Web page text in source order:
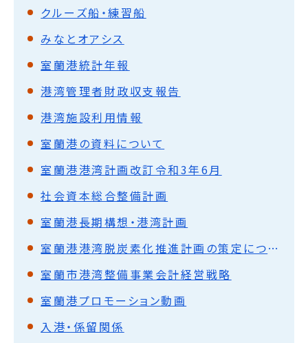
クルーズ船・練習船
みなとオアシス
室蘭港統計年報
港湾管理者財政収支報告
港湾施設利用情報
室蘭港の資料について
室蘭港港湾計画改訂令和3年6月
社会資本総合整備計画
室蘭港長期構想・港湾計画
室蘭港港湾脱炭素化推進計画の策定について
室蘭市港湾整備事業会計経営戦略
室蘭港プロモーション動画
入港・係留関係